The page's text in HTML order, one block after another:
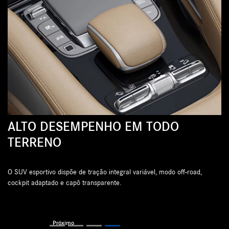
SEGURANÇA AVANÇADA
modo off-road,